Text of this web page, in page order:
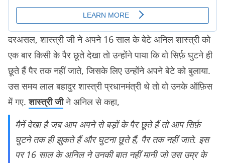
दरअसल, शास्त्री जी ने अपने 16 साल के बेटे अनिल शास्त्री को
एक बार किसी के पैर छूते देखा तो उन्होंने पाया कि वो सिर्फ़ घुटने ही
छूते हैं पैर तक नहीं जाते, जिसके लिए उन्होंने अपने बेटे को बुलाया.
उस समय लाल बहादुर शास्त्री प्रधानमंत्री थे तो वो उनके ऑफ़िस
में गए.शास्त्री जीने अनिल से कहा,
मैनें देखा है जब आप अपने से बड़ों के पैर छूते हैं तो आप सिर्फ़
घुटने तक ही झुकते हैं और घुटना छूते हैं, पैर तक नहीं जाते. इस
पर 16 साल के अनिल ने उनकी बात नहीं मानी जो उस उम्र के